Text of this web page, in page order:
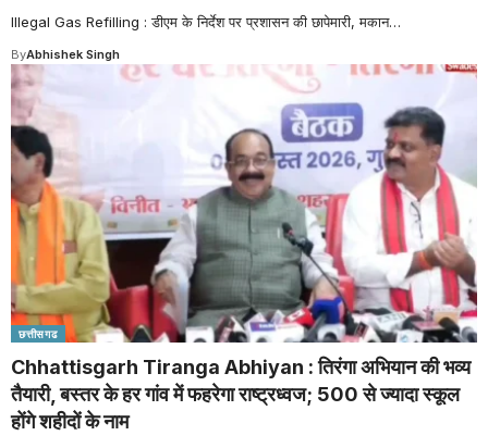
Illegal Gas Refilling : डीएम के निर्देश पर प्रशासन की छापेमारी, मकान…
ByAbhishek Singh
छत्तीसगढ
Chhattisgarh Tiranga Abhiyan : तिरंगा अभियान की भव्य
तैयारी, बस्तर के हर गांव में फहरेगा राष्ट्रध्वज; 500 से ज्यादा स्कूल
होंगे शहीदों के नाम